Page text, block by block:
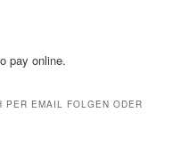
PER EMAIL FOLGEN ODER